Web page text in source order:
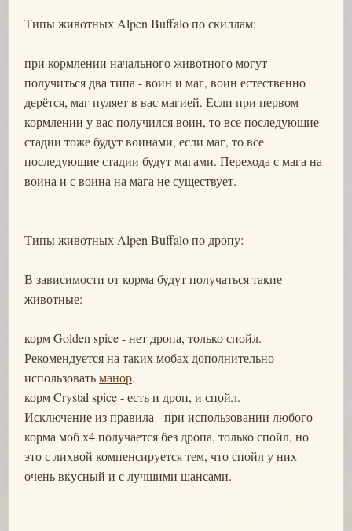
Типы животных Alpen Buffalo по скиллам:
при кормлении начального животного могут
получиться два типа - воин и маг, воин естественно
дерётся, маг пуляет в вас магией. Если при первом
кормлении у вас получился воин, то все последующие
стадии тоже будут воинами, если маг, то все
последующие стадии будут магами. Перехода с мага на
воина и с воина на мага не существует.
Типы животных Alpen Buffalo по дропу:
В зависимости от корма будут получаться такие
животные:
корм Golden spice - нет дропа, только спойл.
Рекомендуется на таких мобах дополнительно
использоватьманор.
корм Crystal spice - есть и дроп, и спойл.
Исключение из правила - при использовании любого
корма моб х4 получается без дропа, только спойл, но
это с лихвой компенсируется тем, что спойл у них
очень вкусный и с лучшими шансами.